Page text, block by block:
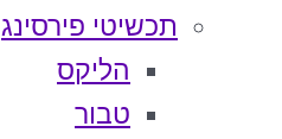
תכשיטי פירסינג
הליקס
טבור